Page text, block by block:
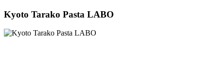
Kyoto Tarako Pasta LABO